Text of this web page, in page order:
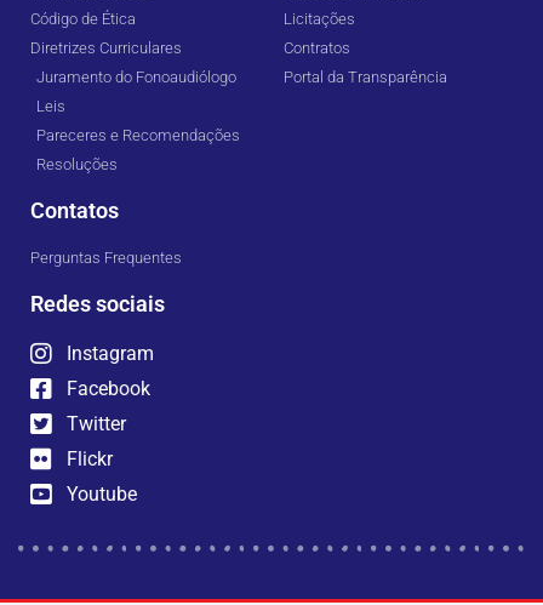
Código de Ética
Diretrizes Curriculares
Juramento do Fonoaudiólogo
Leis
Pareceres e Recomendações
Resoluções
Licitações
Contratos
Portal da Transparência
Contatos
Perguntas Frequentes
Redes sociais
Instagram
Facebook
Twitter
Flickr
Youtube